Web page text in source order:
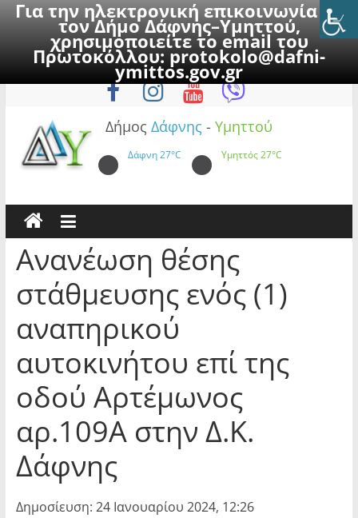
Για την ηλεκτρονική επικοινωνία με
τον Δήμο Δάφνης–Υμηττού,
χρησιμοποιείτε το email του
Πρωτοκόλλου:protokolo@dafni-
ymittos.gov.gr
to
Παρασκευή, 7 Αυγούστου 2026
Δήμος Δάφνης - Υμηττού
Δάφνη27°C Υμηττός27°C
Ανανέωση θέσης
στάθμευσης ενός (1)
αναπηρικού
αυτοκινήτου επί της
οδού Αρτέμωνος
αρ.109Α στην Δ.Κ.
Δάφνης
Δημοσίευση: 24 Ιανουαρίου 2024, 12:26